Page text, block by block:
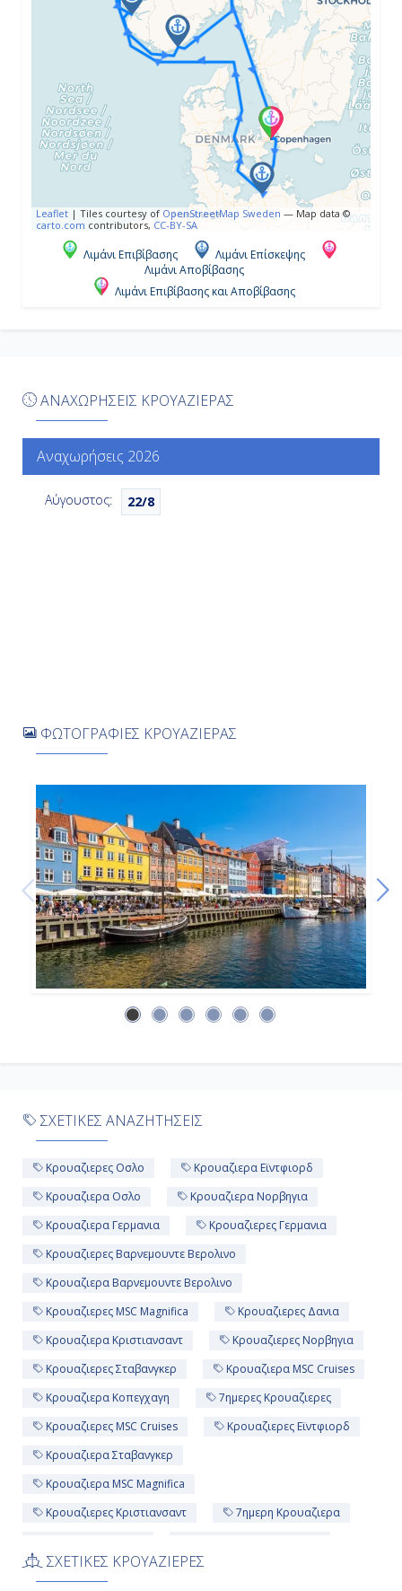
08:00
18:00
Ημέρα 5η
Εϊντφιόρδ, Νορβηγία
08:00
17:00
Ημέρα 6η
Ημέρα 7η
Leaflet | Tiles courtesy of OpenStreetMap Sweden — Map data ©
carto.com contributors, CC-BY-SA
Λιμάνι Επιβίβασης
Λιμάνι Επίσκεψης
Λιμάνι Αποβίβασης
Λιμάνι Επιβίβασης και Αποβίβασης
ΑΝΑΧΩΡΗΣΕΙΣ ΚΡΟΥΑΖΙΕΡΑΣ
Αναχωρήσεις 2026
Αύγουστος: 22/8
ΦΩΤΟΓΡΑΦΙΕΣ ΚΡΟΥΑΖΙΕΡΑΣ
ΣΧΕΤΙΚΕΣ ΑΝΑΖΗΤΗΣΕΙΣ
Κρουαζιερες Οσλο
Κρουαζιερα Εϊντφιορδ
Κρουαζιερα Οσλο
Κρουαζιερα Νορβηγια
Κρουαζιερα Γερμανια
Κρουαζιερες Γερμανια
Κρουαζιερες Βαρνεμουντε Βερολινο
Κρουαζιερα Βαρνεμουντε Βερολινο
Κρουαζιερες MSC Magnifica
Κρουαζιερες Δανια
Κρουαζιερα Κριστιανσαντ
Κρουαζιερες Νορβηγια
Κρουαζιερες Σταβανγκερ
Κρουαζιερα MSC Cruises
Κρουαζιερα Κοπεγχαγη
7ημερες Κρουαζιερες
Κρουαζιερες MSC Cruises
Κρουαζιερες Εϊντφιορδ
Κρουαζιερα Σταβανγκερ
Κρουαζιερα MSC Magnifica
Κρουαζιερες Κριστιανσαντ
7ημερη Κρουαζιερα
ΣΧΕΤΙΚΕΣ ΚΡΟΥΑΖΙΕΡΕΣ